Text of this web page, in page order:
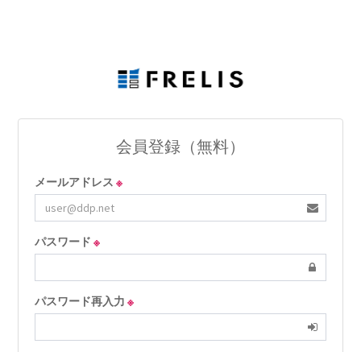
会員登録（無料）
メールアドレス※
パスワード※
パスワード再入力※